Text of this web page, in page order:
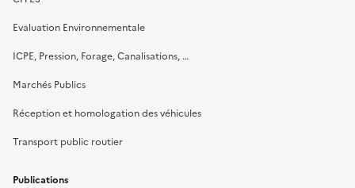
Evaluation Environnementale
ICPE, Pression, Forage, Canalisations, …
Marchés Publics
Réception et homologation des véhicules
Transport public routier
Publications